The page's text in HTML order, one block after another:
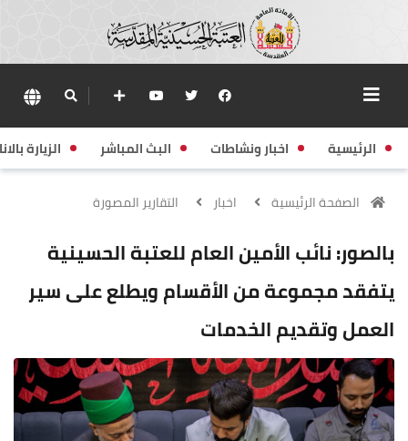
الرئيسية اخبار ونشاطات البث المباشر الزيارة
الصفحة الرئيسية اخبار التقارير المصورة
بالصور: نائب الأمين العام للعتبة الحسينية
يتفقد مجموعة من الأقسام ويطلع على سير
العمل وتقديم الخدمات